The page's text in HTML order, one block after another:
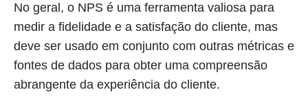
No geral, o NPS é uma ferramenta valiosa para
medir a fidelidade e a satisfação do cliente, mas
deve ser usado em conjunto com outras métricas e
fontes de dados para obter uma compreensão
abrangente da experiência do cliente.